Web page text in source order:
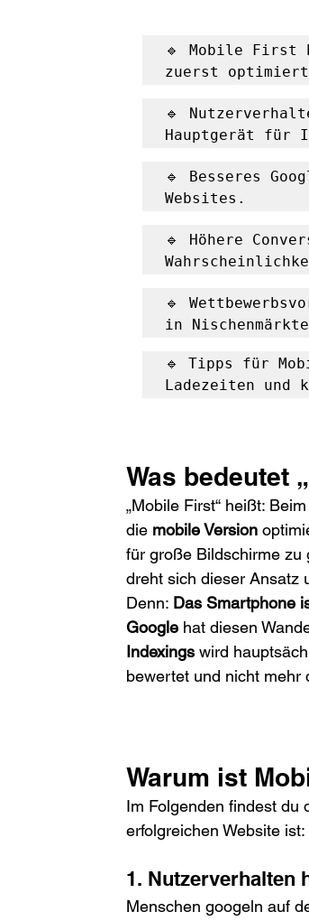
🔹
Mobile First
zuerst
🔹
Hauptgerät für
🔹
Besseres
Websites.
🔹
Höhere
🔹
in
🔹 Tipps für
Ladezeiten und
Was bedeutet
„Mobile First“ heißt:
die mobile Version
für große Bildschirme zu
dreht sich dieser Ansatz
Denn: Das Smartphone
Google hat diesen
Indexings wird
bewertet und nicht mehr
Warum ist
Im Folgenden findest du
erfolgreichen Website ist:
1. Nutzerverhalten
Menschen googeln auf